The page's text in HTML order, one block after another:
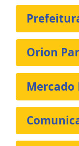
Orion
Mercado